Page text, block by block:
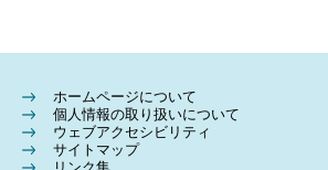
ホームページについて
個人情報の取り扱いについて
ウェブアクセシビリティ
サイトマップ